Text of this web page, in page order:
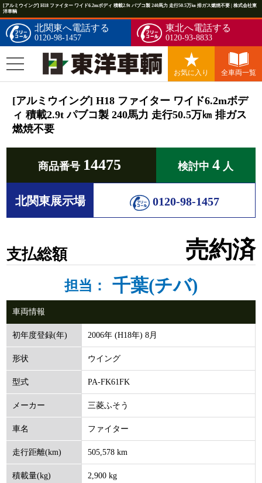
[アルミウイング] H18 ファイター ワイド6.2mボディ 積載2.9t パブコ製 240馬力 走行50.5万㎞ 排ガス燃焼不要 | 株式会社東
洋車輌
北関東へ電話する
0120-98-1457
東北へ電話する
0120-93-8833
お気に入り 全車両一覧
[アルミウイング] H18 ファイター ワイド6.2mボデ
ィ 積載2.9t パブコ製 240馬力 走行50.5万㎞ 排ガス
燃焼不要
商品番号 14475 検討中 4 人
北関東展示場 0120-98-1457
支払総額 売約済
担当： 千葉(チバ)
車両情報
初年度登録(年) 2006年 (H18年) 8月
形状 ウイング
型式 PA-FK61FK
メーカー 三菱ふそう
車名 ファイター
走行距離(km) 505,578 km
積載量(kg) 2,900 kg